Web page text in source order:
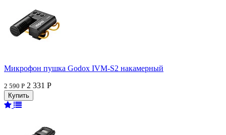
Микрофон пушка Godox IVM-S2 накамерный
2 590 Р 2 331 Р